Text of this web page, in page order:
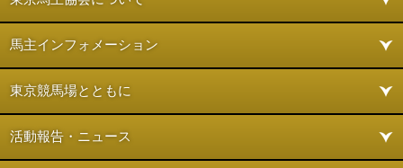
馬主インフォメーション
東京競馬場とともに
活動報告・ニュース